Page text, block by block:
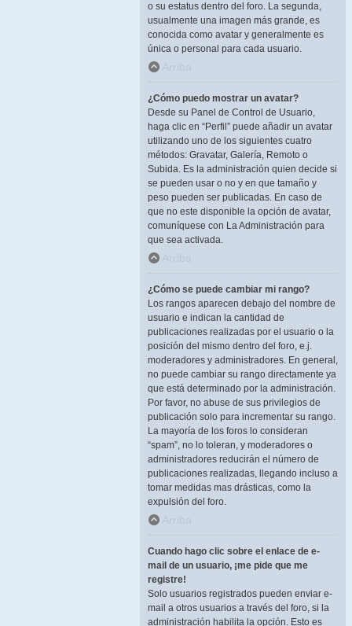
o su estatus dentro del foro. La segunda,
usualmente una imagen más grande, es
conocida como avatar y generalmente es
única o personal para cada usuario.
Arriba
¿Cómo puedo mostrar un avatar?
Desde su Panel de Control de Usuario,
haga clic en “Perfil” puede añadir un avatar
utilizando uno de los siguientes cuatro
métodos: Gravatar, Galería, Remoto o
Subida. Es la administración quien decide si
se pueden usar o no y en que tamaño y
peso pueden ser publicadas. En caso de
que no este disponible la opción de avatar,
comuníquese con La Administración para
que sea activada.
Arriba
¿Cómo se puede cambiar mi rango?
Los rangos aparecen debajo del nombre de
usuario e indican la cantidad de
publicaciones realizadas por el usuario o la
posición del mismo dentro del foro, e.j.
moderadores y administradores. En general,
no puede cambiar su rango directamente ya
que está determinado por la administración.
Por favor, no abuse de sus privilegios de
publicación solo para incrementar su rango.
La mayoría de los foros lo consideran
“spam”, no lo toleran, y moderadores o
administradores reducirán el número de
publicaciones realizadas, llegando incluso a
tomar medidas mas drásticas, como la
expulsión del foro.
Arriba
Cuando hago clic sobre el enlace de e-
mail de un usuario, ¡me pide que me
registre!
Solo usuarios registrados pueden enviar e-
mail a otros usuarios a través del foro, si la
administración habilita la opción. Esto es